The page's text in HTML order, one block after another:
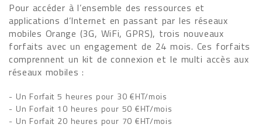
Pour accéder à l’ensemble des ressources et
applications d’Internet en passant par les réseaux
mobiles Orange (3G, WiFi, GPRS), trois nouveaux
forfaits avec un engagement de 24 mois. Ces forfaits
comprennent un kit de connexion et le multi accès aux
réseaux mobiles :
- Un Forfait 5 heures pour 30 €HT/mois
- Un Forfait 10 heures pour 50 €HT/mois
- Un Forfait 20 heures pour 70 €HT/mois